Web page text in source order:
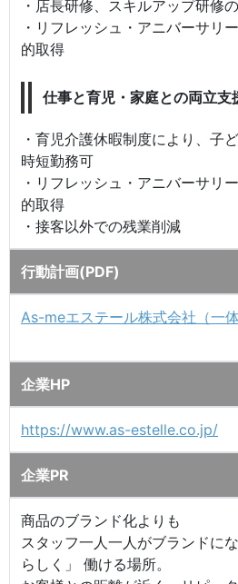
・店長研修、スキルアップ研修
・リフレッシュ・アニバーサリ
的取得
仕事と育児・家庭との両立支
・育児介護休暇制度により、子
時短勤務可
・リフレッシュ・アニバーサリ
的取得
・接客以外での残業削減
行動計画(PDF)
As-meエステール株式会社（一体
企業HP
https://www.as-estelle.co.jp/
企業PR
商品のブランド化よりも
スタッフ一人一人がブランドに
らしく」 働ける場所。